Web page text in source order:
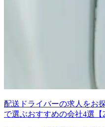
配送ドライバーの求人をお
で選ぶおすすめの会社4選【